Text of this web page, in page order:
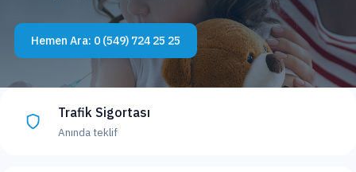
Hemen Ara: 0 (549) 724 25 25
Trafik Sigortası
Anında teklif